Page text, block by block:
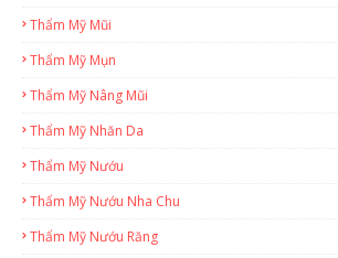
Thẩm Mỹ Mũi
Thẩm Mỹ Mụn
Thẩm Mỹ Nâng Mũi
Thẩm Mỹ Nhăn Da
Thẩm Mỹ Nướu
Thẩm Mỹ Nướu Nha Chu
Thẩm Mỹ Nướu Răng